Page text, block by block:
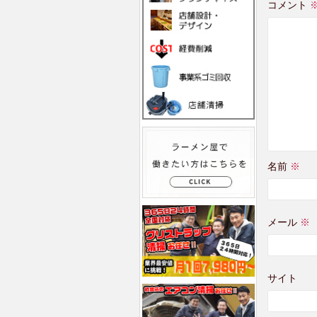
コメント
名前 ※
メール ※
サイト